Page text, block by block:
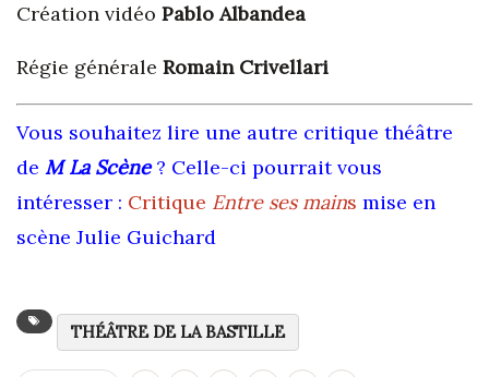
Création vidéo Pablo Albandea
Régie générale Romain Crivellari
Vous souhaitez lire une autre critique théâtre
de M La Scène? Celle-ci pourrait vous
intéresser : Critique Entre ses mains mise en
scène Julie Guichard
THÉÂTRE DE LA BASTILLE